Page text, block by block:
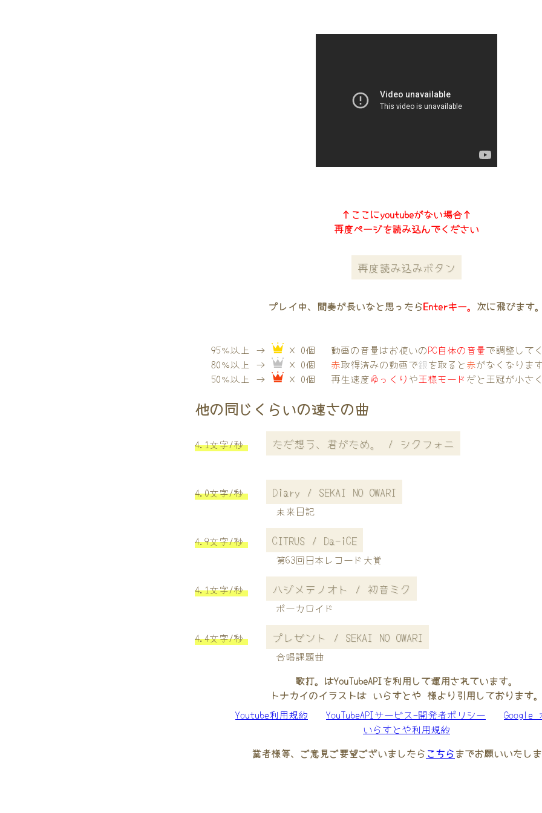
↑ここにyoutubeがない場合↑
再度ページを読み込んでください
再度読み込みボタン
プレイ中、間奏が長いなと思ったらEnterキー。 次に飛びます
95％以上 →
× 0個
80％以上 →
× 0個
50％以上 →
× 0個
動画の音量はお使いのPC自体の音量で調整して
赤取得済みの動画で銀を取ると赤がなくなりま
再生速度ゆっくりや王様モード だと王冠が小さ
他の同じくらいの速さの曲
4.1文字/秒 ただ想う、君がため。 / シクフォニ
4.0文字/秒 Diary / SEKAI NO OWARI
未来日記
4.9文字/秒 CITRUS / Da-iCE
第63回日本レコード大賞
4.1文字/秒 ハジメテノオト / 初音ミク
ボーカロイド
4.4文字/秒 プレゼント / SEKAI NO OWARI
合唱課題曲
歌打。はYouTubeAPIを利用して運用されています。
トナカイのイラストは いらすとや 様より引用しております
Youtube利用規約
YouTubeAPIサービス-開発者ポリシー
Google
いらすとや利用規約
業者様等、ご意見ご要望ございましたら こちらまでお願いいたし